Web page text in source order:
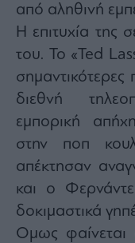
από αληθινή
Η επιτυχία της
του. Το «Ted
διεθνή
εμπορική
στην ποπ
απέκτησαν
και ο
δοκιμαστικά
Ομως φαίνεται